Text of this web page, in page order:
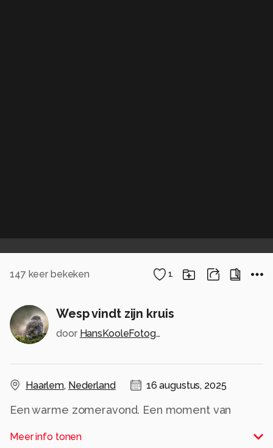
147 keer bekeken 1
Wesp vindt zijn kruis
door HansKooleFotografie
Haarlem, Nederland 16 augustus, 2025
Een warme zomeravond. Een moment van
ingepakt, door een kruisspin.
Meer info tonen